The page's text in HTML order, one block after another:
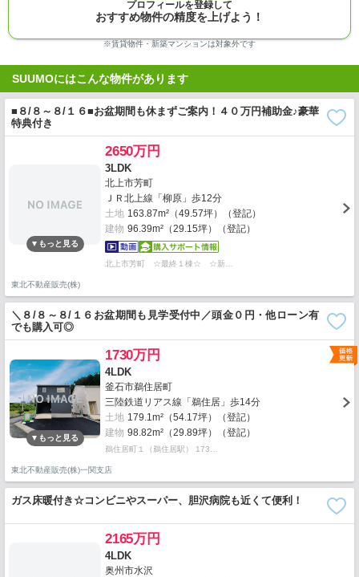
プロフィールを登録して
おすすめ物件の精度を上げよう！
※賃貸物件・新築マンションは対象外です
SUUMOにはこんな物件があります
■８/８～８/１６■お盆期間も休まずご案内！４０万円補助金♪豪華
特典付き
2650万円
3LDK
北上市芳町
ＪＲ北上線「柳原」歩12分
土地 163.87m²（49.57坪）（登記）
建物 96.39m²（29.15坪）（登記）
北上市芳町 ☆最終１棟☆ ☆新…
東北不動産販売(株)
＼８/８～８/１６お盆期間も見学受付中／頭金０円・他ローン有
でも購入可◎
1730万円
4LDK
釜石市鵜住居町
三陸鉄道リアス線「鵜住居」歩14分
土地 179.1m²（54.17坪）（登記）
建物 98.82m²（29.89坪）（登記）
鵜住居町１（鵜住居駅） 173…
東北不動産販売(株)一関支店
ガス床暖付き☆コンビニやスーパー、胆沢病院も近くて便利！
2165万円
4LDK
奥州市水沢